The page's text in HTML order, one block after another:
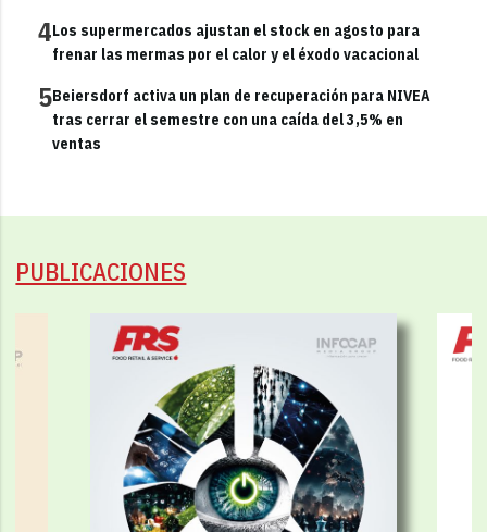
4Los supermercados ajustan el stock en agosto para
frenar las mermas por el calor y el éxodo vacacional
5Beiersdorf activa un plan de recuperación para NIVEA
tras cerrar el semestre con una caída del 3,5% en
ventas
PUBLICACIONES